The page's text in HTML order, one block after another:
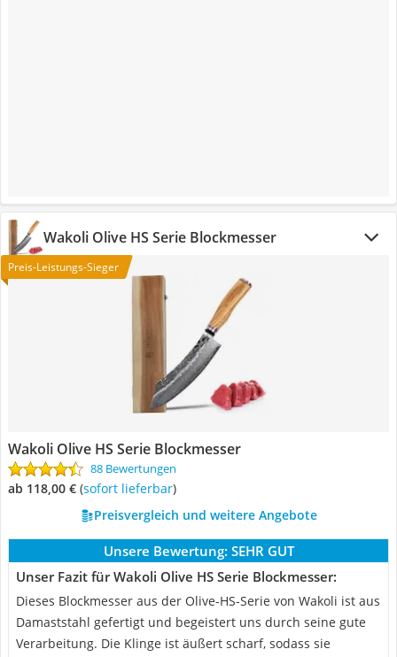
Wakoli Olive HS Serie Blockmesser
Preis-Leistungs-Sieger
Wakoli Olive HS Serie Blockmesser
88 Bewertungen
ab 118,00 € ( Sofort lieferbar)
Preisvergleich und weitere Angebote
Unsere Bewertung: SEHR GUT
Unser Fazit für Wakoli Olive HS Serie Blockmesser:
Dieses Blockmesser aus der Olive-HS-Serie von Wakoli ist aus
Damaststahl gefertigt und begeistert uns durch seine gute
Verarbeitung. Die Klinge ist äußert scharf, sodass sie